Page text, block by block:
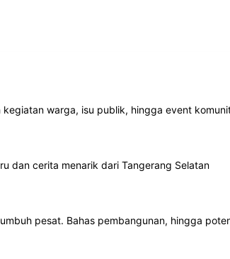
warga, isu publik, hingga event
dan cerita menarik dari Tangerang Selatan
pesat. Bahas pembangunan, hingga